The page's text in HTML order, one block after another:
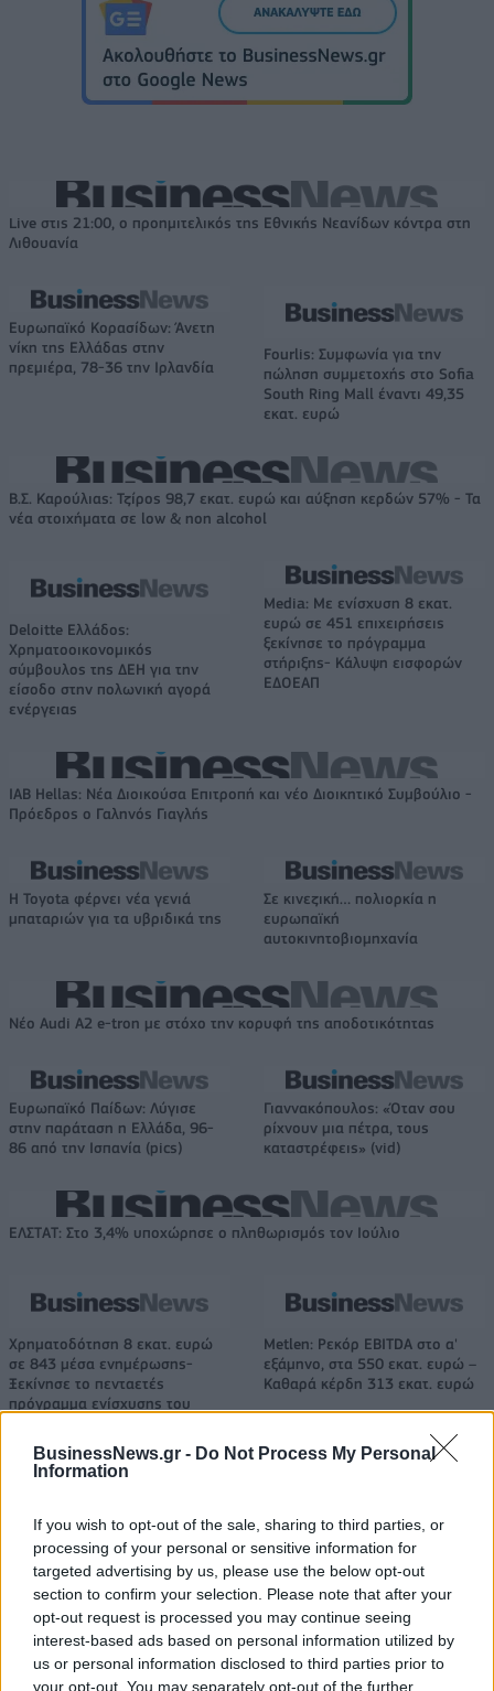
BusinessNews.gr - Do Not Process My Personal
Information
If you wish to opt-out of the sale, sharing to third parties, or
processing of your personal or sensitive information for
targeted advertising by us, please use the below opt-out
section to confirm your selection. Please note that after your
opt-out request is processed you may continue seeing
interest-based ads based on personal information utilized by
us or personal information disclosed to third parties prior to
your opt-out. You may separately opt-out of the further
Live στις 21:00, ο προημιτελικός της Εθνικής Νεανίδων κόντρα στη
Λιθουανία
Ευρωπαϊκό Κορασίδων: Άνετη
νίκη της Ελλάδας στην
πρεμιέρα, 78-36 την Ιρλανδία
Fourlis: Συμφωνία για την
πώληση συμμετοχής στο Sofia
South Ring Mall έναντι 49,35
εκατ. ευρώ
Β.Σ. Καρούλιας: Τζίρος 98,7 εκατ. ευρώ και αύξηση κερδών 57% - Τα
νέα στοιχήματα σε low & non alcohol
Deloitte Ελλάδος:
Χρηματοοικονομικός
σύμβουλος της ΔΕΗ για την
είσοδο στην πολωνική αγορά
ενέργειας
Media: Με ενίσχυση 8 εκατ.
ευρώ σε 451 επιχειρήσεις
ξεκίνησε το πρόγραμμα
στήριξης- Κάλυψη εισφορών
ΕΔΟΕΑΠ
IAB Hellas: Νέα Διοικούσα Επιτροπή και νέο Διοικητικό Συμβούλιο -
Πρόεδρος ο Γαληνός Γιαγλής
Η Toyota φέρνει νέα γενιά
μπαταριών για τα υβριδικά της
Σε κινεζική… πολιορκία η
ευρωπαϊκή
αυτοκινητοβιομηχανία
Νέο Audi A2 e-tron με στόχο την κορυφή της αποδοτικότητας
Ευρωπαϊκό Παίδων: Λύγισε
στην παράταση η Ελλάδα, 96-
86 από την Ισπανία (pics)
Γιαννακόπουλος: «Όταν σου
ρίχνουν μια πέτρα, τους
καταστρέφεις» (vid)
ΕΛΣΤΑΤ: Στο 3,4% υποχώρησε ο πληθωρισμός τον Ιούλιο
Χρηματοδότηση 8 εκατ. ευρώ
σε 843 μέσα ενημέρωσης-
Ξεκίνησε το πενταετές
πρόγραμμα ενίσχυσης του
Metlen: Ρεκόρ EBITDA στο α'
εξάμηνο, στα 550 εκατ. ευρώ –
Καθαρά κέρδη 313 εκατ. ευρώ
Το FIAT 500 Hybrid τώρα από
18.990 ευρώ
Ατρόμητος και Novibet
συνεχίζουν μαζί: Ανανέωση της
συνεργασίας τους μέχρι το